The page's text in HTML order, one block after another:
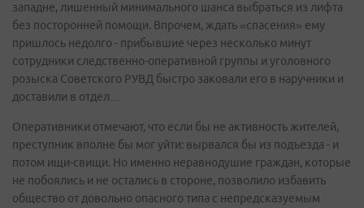
западне, лишенный минимального шанса выбраться из лифта
без посторонней помощи. Впрочем, ждать «спасения» ему
пришлось недолго - прибывшие через несколько минут
сотрудники следственно-оперативной группы и уголовного
розыска Советского РУВД быстро заковали его в наручники и
доставили в отдел…
Оперативники отмечают, что если бы не активность жителей,
преступник вполне бы мог уйти: вырвался бы из подъезда - и
потом ищи-свищи. Но именно неравнодушие граждан, которые
не побоялись и не остались в стороне, позволило избавить
общество от довольно опасного типа с непредсказуемым